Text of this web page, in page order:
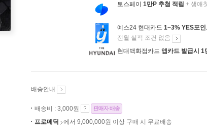
토스페이 1만P 추첨 적립 + 생애
예스24 현대카드 1~3% YES포인
전월 실적 조건 없음
현대백화점카드 앱카드 발급시 1
배송안내
배송비 : 3,000원 판매자 배송
프로메딕
에서 9,000,000원 이상 구매 시 무료배송